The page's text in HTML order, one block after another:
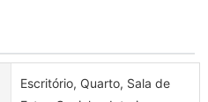
Escritório, Quarto, Sala de